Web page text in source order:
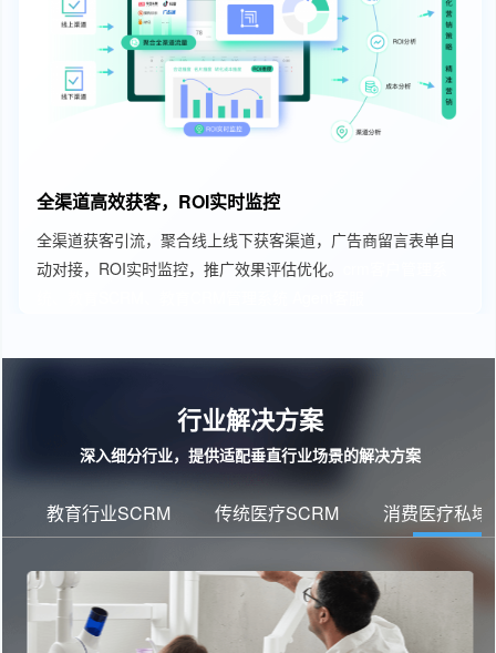
全渠道高效获客，ROI实时监控
全渠道获客引流，聚合线上线下获客渠道，广告商留言表单自
动对接，ROI实时监控，推广效果评估优化。
行业解决方案
深入细分行业，提供适配垂直行业场景的解决方案
教育行业SCRM 传统医疗SCRM 消费医疗私域